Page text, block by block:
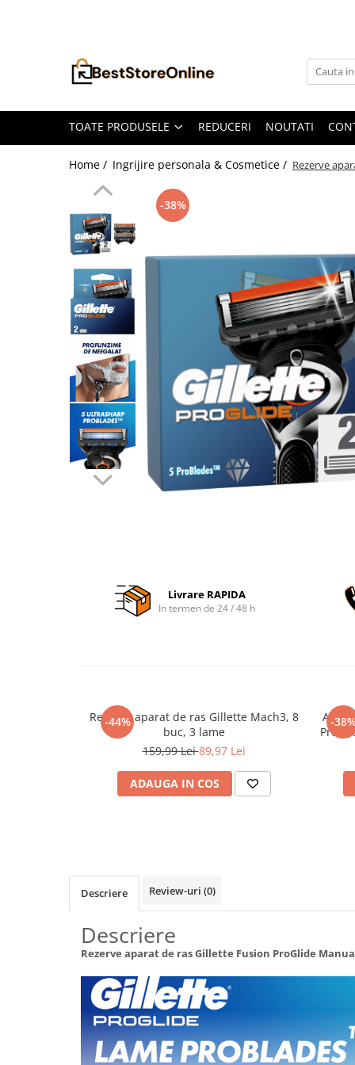
Accesorii aparate climatizare
Accesorii si Piese Aspiratoare
Aspiratoare Universale
iRobot Roomba
Karcher Parkside
Tefal Rowenta X-Force Flex
Xiaomi Roborock
Accesorii auto interioare
Aspiratoare Auto
Produse Cosmetica Auto
Casa, Gradina & Bricolaj
Accesorii mese si scaune
Maturi, mopuri si galeti
Organizare si depozitare
Termometre bucatarie
Uscatoare Rufe
Veioze si Lampi
Console, Jocuri & Accesorii
Aparate de vidat
Fiare, statii & aparate de calcat cu
TOATE PRODUSELE REDUCERI NOUTATI
Home / Ingrijire personala & Cosmetice / Rezerve
-38%
Livrare RAPIDA
In termen de 24 / 48 h
-44%
Rezerve aparat de ras Gillette Mach3, 8
buc, 3 lame
159,99 Lei89,97 Lei
ADAUGA IN COS
-
lame,
o
Descriere Review-uri (0)
Descriere
Rezerve aparat de ras Gillette Fusion ProGlide